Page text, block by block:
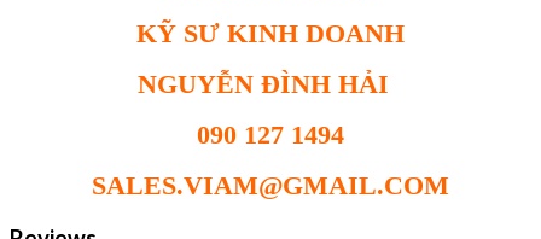
KỸ SƯ KINH DOANH
NGUYỄN ĐÌNH HẢI
090 127 1494
SALES.VIAM@GMAIL.COM